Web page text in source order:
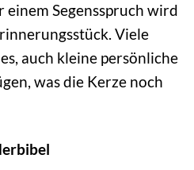
einem Segensspruch wird
Viele
auch kleine persönliche
was die Kerze noch